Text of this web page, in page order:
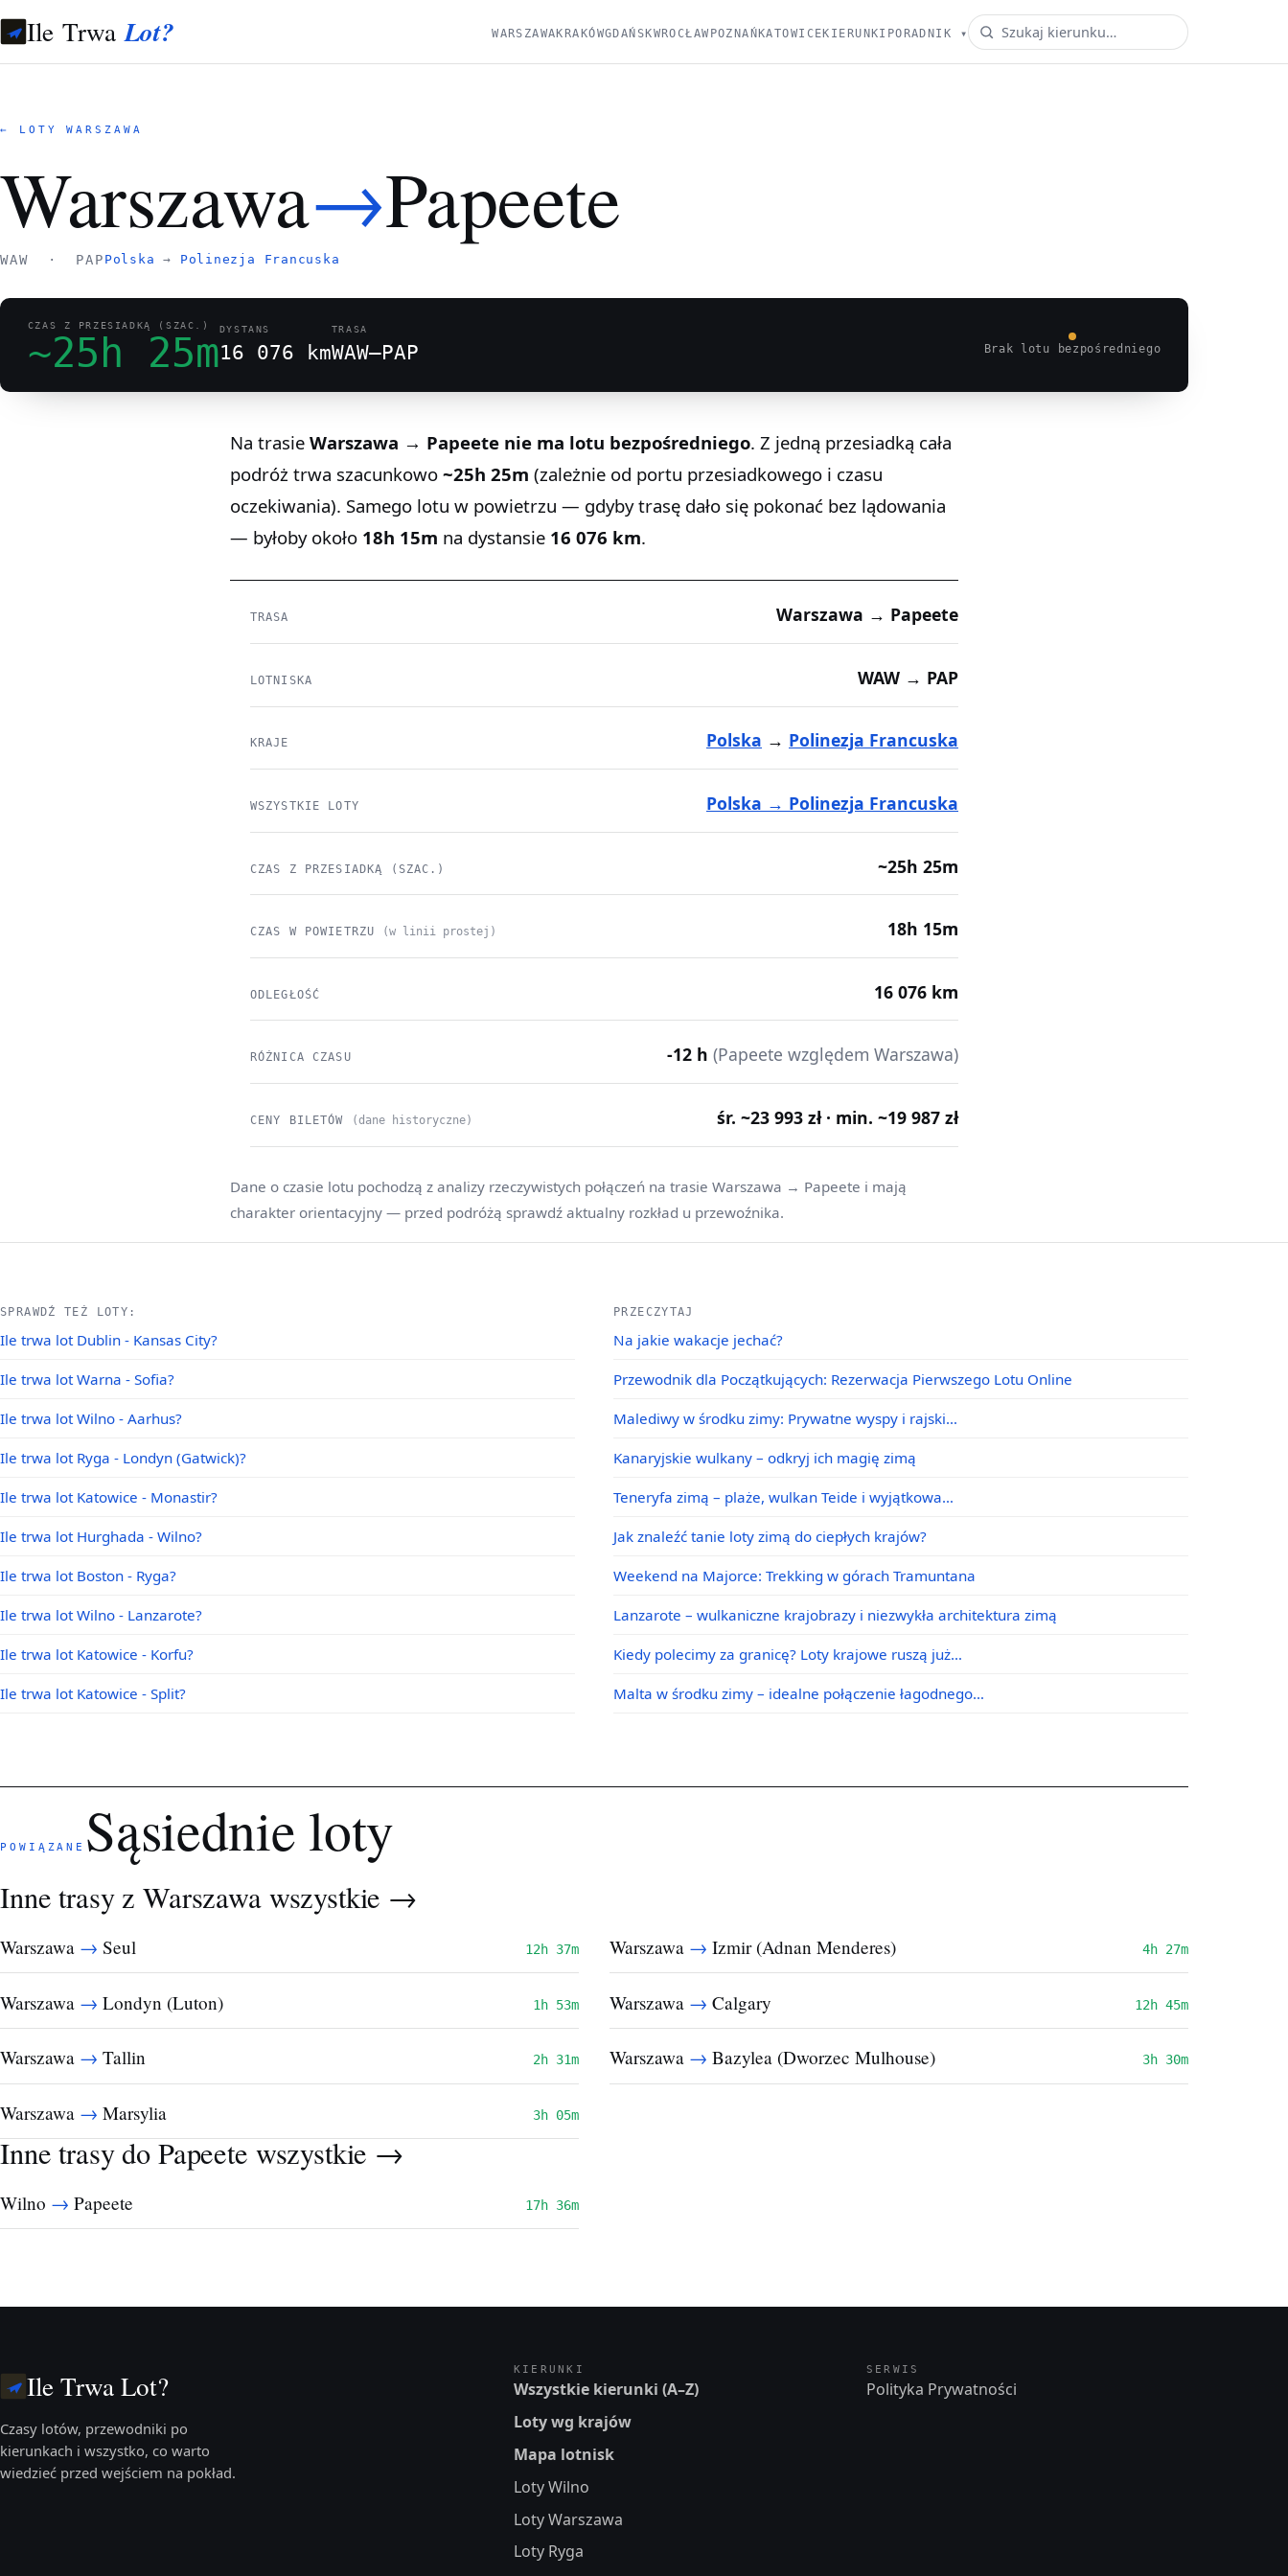
Ile TrwaLot? WARSZAWAKRAKÓWGDAŃSKWROCŁAW POZNAŃKATOWICEKIERUNKI PORADNIK ▾
← LOTY WARSZAWA
Warszawa→Papeete
WAW · PAP Polska → Polinezja Francuska
CZAS Z PRZESIADKĄ (SZAC.)
~25h 25m
DYSTANS
16 076 km
TRASA
WAW–PAP Brak lotu bezpośredniego
Na trasie Warszawa → Papeete nie ma lotu bezpośredniego. Z jedną przesiadką cała
podróż trwa szacunkowo ~25h 25m (zależnie od portu przesiadkowego i czasu
oczekiwania). Samego lotu w powietrzu — gdyby trasę dało się pokonać bez lądowania
— byłoby około 18h 15m na dystansie 16 076 km.
TRASA Warszawa → Papeete
LOTNISKA WAW → PAP
KRAJE Polska → Polinezja Francuska
WSZYSTKIE LOTY Polska → Polinezja Francuska
CZAS Z PRZESIADKĄ (SZAC.) ~25h 25m
CZAS W POWIETRZU (w linii prostej) 18h 15m
ODLEGŁOŚĆ 16 076 km
RÓŻNICA CZASU -12 h (Papeete względem Warszawa)
CENY BILETÓW (dane historyczne) śr. ~23 993 zł · min. ~19 987 zł
Dane o czasie lotu pochodzą z analizy rzeczywistych połączeń na trasie Warszawa → Papeete i mają
charakter orientacyjny — przed podróżą sprawdź aktualny rozkład u przewoźnika.
SPRAWDŹ TEŻ LOTY:
Ile trwa lot Dublin - Kansas City?
Ile trwa lot Warna - Sofia?
Ile trwa lot Wilno - Aarhus?
Ile trwa lot Ryga - Londyn (Gatwick)?
Ile trwa lot Katowice - Monastir?
Ile trwa lot Hurghada - Wilno?
Ile trwa lot Boston - Ryga?
Ile trwa lot Wilno - Lanzarote?
Ile trwa lot Katowice - Korfu?
Ile trwa lot Katowice - Split?
PRZECZYTAJ
Na jakie wakacje jechać?
Przewodnik dla Początkujących: Rezerwacja Pierwszego Lotu Online
Malediwy w środku zimy: Prywatne wyspy i rajski…
Kanaryjskie wulkany – odkryj ich magię zimą
Teneryfa zimą – plaże, wulkan Teide i wyjątkowa…
Jak znaleźć tanie loty zimą do ciepłych krajów?
Weekend na Majorce: Trekking w górach Tramuntana
Lanzarote – wulkaniczne krajobrazy i niezwykła architektura zimą
Kiedy polecimy za granicę? Loty krajowe ruszą już…
Malta w środku zimy – idealne połączenie łagodnego…
POWIĄZANE Sąsiednie loty
Inne trasy z Warszawawszystkie →
Warszawa → Seul 12h 37m Warszawa → Izmir (Adnan Menderes) 4h 27m
Warszawa → Londyn (Luton) 1h 53m Warszawa → Calgary 12h 45m
Warszawa → Tallin 2h 31m Warszawa → Bazylea (Dworzec Mulhouse) 3h 30m
Warszawa → Marsylia 3h 05m
Inne trasy do Papeete wszystkie →
Wilno → Papeete 17h 36m
Ile Trwa Lot?
Czasy lotów, przewodniki po
kierunkach i wszystko, co warto
wiedzieć przed wejściem na pokład.
KIERUNKI
Wszystkie kierunki (A–Z)
Loty wg krajów
Mapa lotnisk
Loty Wilno
Loty Warszawa
Loty Ryga
SERWIS
Polityka Prywatności